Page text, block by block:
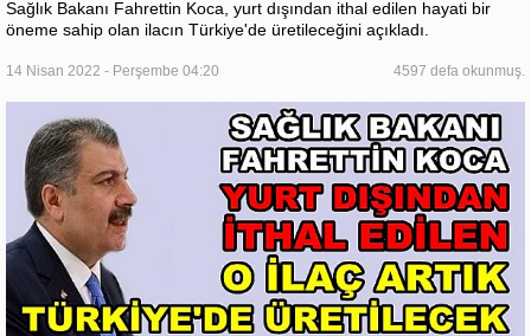
Sağlık Bakanı Fahrettin Koca, yurt dışından ithal edilen hayati bir
öneme sahip olan ilacın Türkiye'de üretileceğini açıkladı.
14 Nisan 2022 - Perşembe 04:20 4597 defa okunmuş.